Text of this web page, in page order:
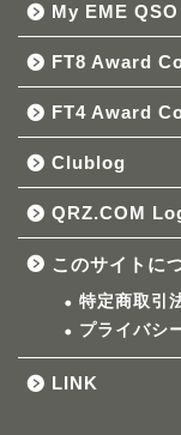
My EME
FT8 Award
FT4 Award
Clublog
QRZ.COM
このサイトに
特定商取引
プライバシ
LINK